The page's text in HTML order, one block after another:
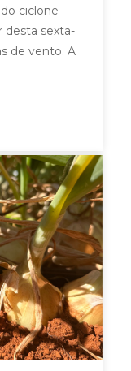
ciclone
desta sexta-
de vento. A